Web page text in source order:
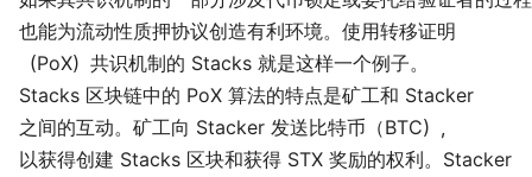
也能为流动性质押协议创造有利环境。使用转移证明
（PoX）共识机制的 Stacks 就是这样一个例子。
Stacks 区块链中的 PoX 算法的特点是矿工和 Stacker
之间的互动。矿工向 Stacker 发送比特币（BTC），
以获得创建 Stacks 区块和获得 STX 奖励的权利。Stacker